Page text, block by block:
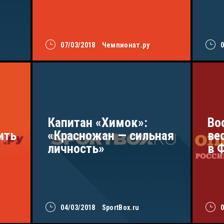
07/03/2018 Чемпионат.ру
04/03/2018 SportBox.ru
Капитан «Химок»:
«Красножан — сильная
личность»
в